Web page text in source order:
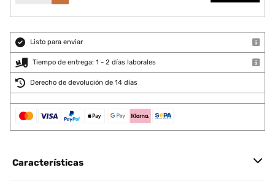
Listo para enviar
Tiempo de entrega: 1 - 2 días laborales
Derecho de devolución de 14 días
Características